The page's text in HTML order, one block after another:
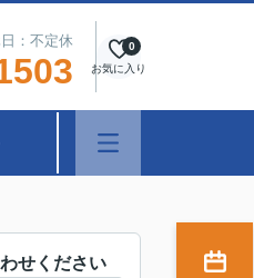
：不定休
お気に入り
0
せください